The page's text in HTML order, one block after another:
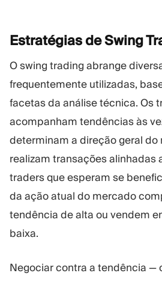
Estratégias de Swing
O swing trading abrange
frequentemente utilizadas,
facetas da análise técnica. Os
acompanham tendências às
determinam a direção geral do
realizam transações alinhadas
traders que esperam se
da ação atual do mercado
tendência de alta ou vendem
baixa.
Negociar contra a tendência —